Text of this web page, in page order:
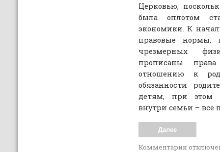
Церковью,
была оплотом
экономики. К
правовые нормы,
чрезмерных
прописаны
отношению к
обязанности
детям, при этом
внутри семьи – все
Далее
Комментарии